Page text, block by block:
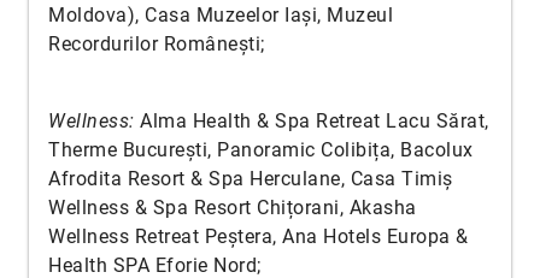
Moldova), Casa Muzeelor Iași, Muzeul
Recordurilor Românești;
Wellness: Alma Health & Spa Retreat Lacu Sărat,
Therme București, Panoramic Colibița, Bacolux
Afrodita Resort & Spa Herculane, Casa Timiș
Wellness & Spa Resort Chițorani, Akasha
Wellness Retreat Peștera, Ana Hotels Europa &
Health SPA Eforie Nord;